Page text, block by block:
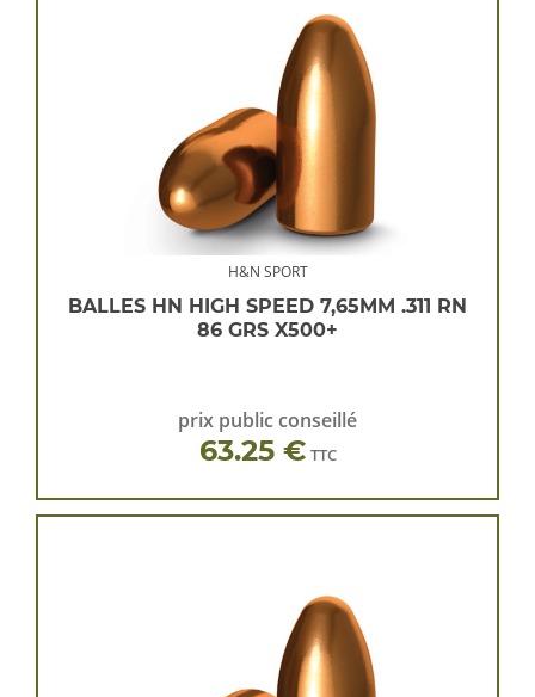
H&N SPORT
BALLES HN HIGH SPEED 7,65MM .311 RN
86 GRS X500+
prix public conseillé
63.25 € TTC